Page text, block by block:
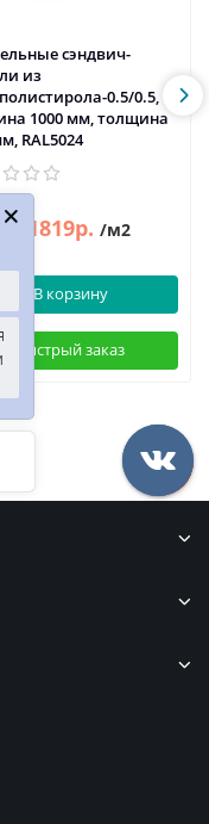
сэндвич-
из
0.5/0.5,
1000 мм, толщина
RAL5024
1819р. /м2
В корзину
Быстрый заказ